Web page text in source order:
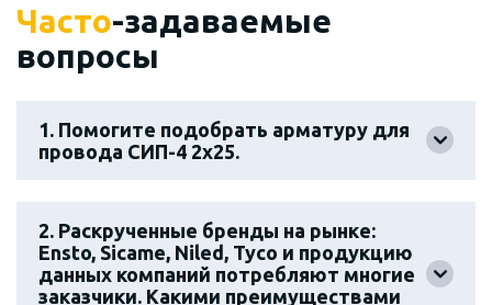
Часто-задаваемые
вопросы
1. Помогите подобрать арматуру для
провода СИП-4 2х25.
2. Раскрученные бренды на рынке:
Ensto, Sicame, Niled, Tyco и продукцию
данных компаний потребляют многие
заказчики. Какими преимуществами